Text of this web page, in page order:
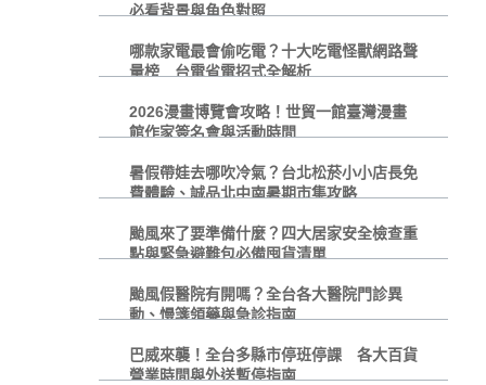
必看背景與角色對照
哪款家電最會偷吃電？十大吃電怪獸網路聲
量榜 台電省電招式全解析
2026漫畫博覽會攻略！世貿一館臺灣漫畫
館作家簽名會與活動時間
暑假帶娃去哪吹冷氣？台北松菸小小店長免
費體驗、誠品北中南暑期市集攻略
颱風來了要準備什麼？四大居家安全檢查重
點與緊急避難包必備囤貨清單
颱風假醫院有開嗎？全台各大醫院門診異
動、慢箋領藥與急診指南
巴威來襲！全台多縣市停班停課 各大百貨
營業時間與外送暫停指南